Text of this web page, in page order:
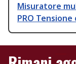
Misuratore
PRO Tensione